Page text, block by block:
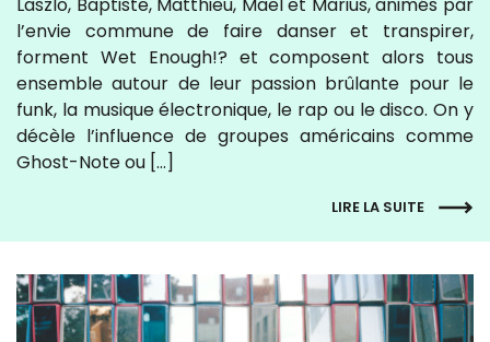
l’envie commune de faire danser et transpirer,
forment Wet Enough!? et composent alors tous
ensemble autour de leur passion brûlante pour le
funk, la musique électronique, le rap ou le disco. On y
décèle l’influence de groupes américains comme
Ghost-Note ou […]
LIRE LA SUITE